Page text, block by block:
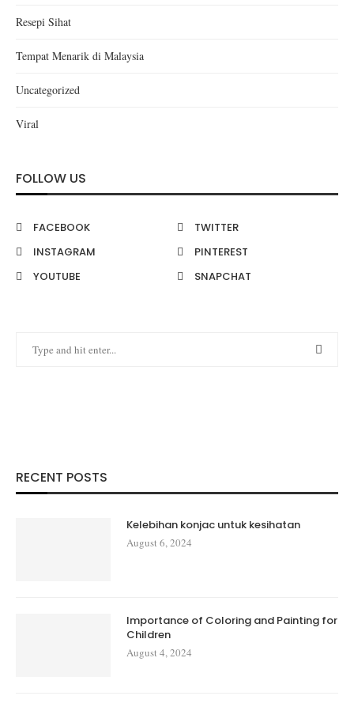
Resepi Sihat
Tempat Menarik di Malaysia
Uncategorized
Viral
FOLLOW US
FACEBOOK
TWITTER
INSTAGRAM
PINTEREST
YOUTUBE
SNAPCHAT
RECENT POSTS
Kelebihan konjac untuk kesihatan
August 6, 2024
Importance of Coloring and Painting for
Children
August 4, 2024